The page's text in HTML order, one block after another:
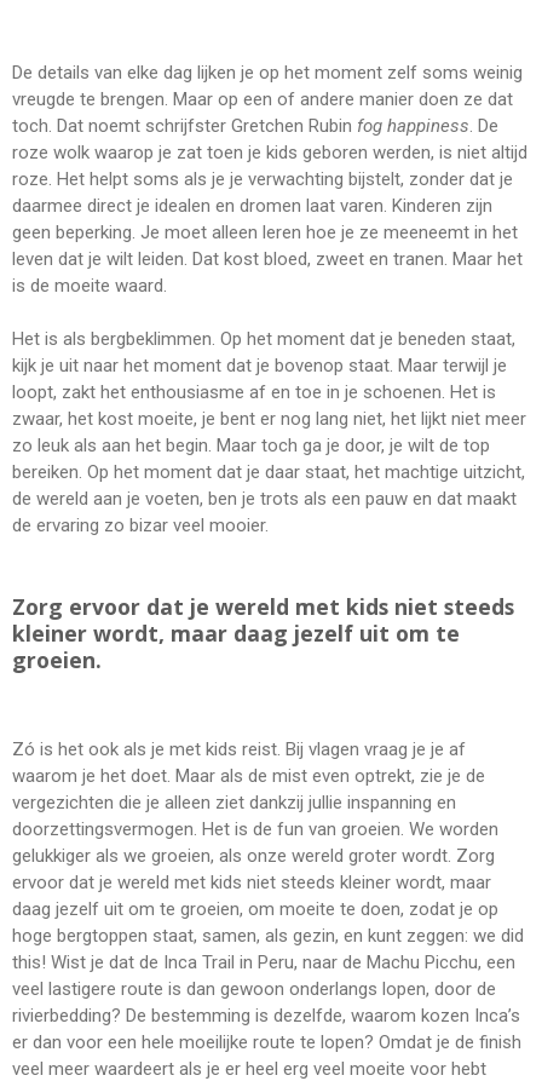
De details van elke dag lijken je op het moment zelf soms weinig
vreugde te brengen. Maar op een of andere manier doen ze dat
toch. Dat noemt schrijfster Gretchen Rubin fog happiness. De
roze wolk waarop je zat toen je kids geboren werden, is niet altijd
roze. Het helpt soms als je je verwachting bijstelt, zonder dat je
daarmee direct je idealen en dromen laat varen. Kinderen zijn
geen beperking. Je moet alleen leren hoe je ze meeneemt in het
leven dat je wilt leiden. Dat kost bloed, zweet en tranen. Maar het
is de moeite waard.
Het is als bergbeklimmen. Op het moment dat je beneden staat,
kijk je uit naar het moment dat je bovenop staat. Maar terwijl je
loopt, zakt het enthousiasme af en toe in je schoenen. Het is
zwaar, het kost moeite, je bent er nog lang niet, het lijkt niet meer
zo leuk als aan het begin. Maar toch ga je door, je wilt de top
bereiken. Op het moment dat je daar staat, het machtige uitzicht,
de wereld aan je voeten, ben je trots als een pauw en dat maakt
de ervaring zo bizar veel mooier.
Zorg ervoor dat je wereld met kids niet steeds
kleiner wordt, maar daag jezelf uit om te
groeien.
Zó is het ook als je met kids reist. Bij vlagen vraag je je af
waarom je het doet. Maar als de mist even optrekt, zie je de
vergezichten die je alleen ziet dankzij jullie inspanning en
doorzettingsvermogen. Het is de fun van groeien. We worden
gelukkiger als we groeien, als onze wereld groter wordt. Zorg
ervoor dat je wereld met kids niet steeds kleiner wordt, maar
daag jezelf uit om te groeien, om moeite te doen, zodat je op
hoge bergtoppen staat, samen, als gezin, en kunt zeggen: we did
this! Wist je dat de Inca Trail in Peru, naar de Machu Picchu, een
veel lastigere route is dan gewoon onderlangs lopen, door de
rivierbedding? De bestemming is dezelfde, waarom kozen Inca’s
er dan voor een hele moeilijke route te lopen? Omdat je de finish
veel meer waardeert als je er heel erg veel moeite voor hebt